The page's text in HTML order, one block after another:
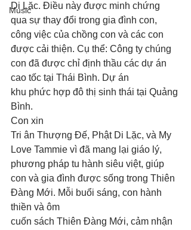
Music
Di Lặc. Điều này được minh chứng
qua sự thay đổi trong gia đình con,
công việc của chồng con và các con
được cải thiện. Cụ thể: Công ty chúng
con đã được chỉ định thầu các dự án
cao tốc tại Thái Bình. Dự án
khu phức hợp đô thị sinh thái tại Quảng
Bình.
Con xin
Tri ân Thượng Đế, Phật Di Lặc, và My
Love Tammie vì đã mang lại giáo lý,
phương pháp tu hành siêu việt, giúp
con và gia đình được sống trong Thiên
Đàng Mới. Mỗi buổi sáng, con hành
thiền và ôm
cuốn sách Thiên Đàng Mới, cảm nhận